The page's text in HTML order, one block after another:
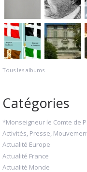
Tous les albums
Catégories
*Monseigneur le Comte de
Activités, Presse,
Actualité Europe
Actualité France
Actualité Monde